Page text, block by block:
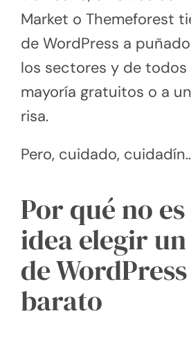
Market o Themeforest
de WordPress a
los sectores y de todos
mayoría gratuitos o a
risa.
Pero, cuidado,
Por qué no
idea elegir
de
barato